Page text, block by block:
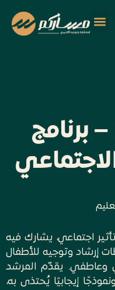
برنامج
اجتماعي، يشارك فيه
إرشاد وتوجيه للأطفال
وعاطفي. يقدّم المرشد
إيجابيًا يُحتذى به،